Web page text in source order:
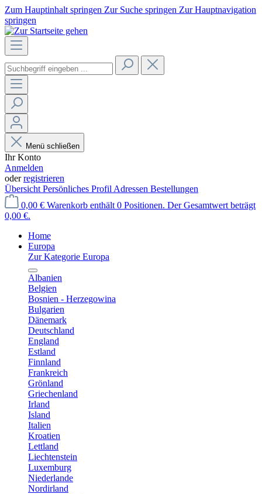
Zum Hauptinhalt springen Zur Suche springen Zur Hauptnavigation
springen
Menü schließen
Ihr Konto
Anmelden
oderregistrieren
Übersicht Persönliches Profil Adressen Bestellungen
0,00 € Warenkorb enthält 0 Positionen. Der Gesamtwert beträgt
0,00 €.
Home
Europa
Zur Kategorie Europa
Albanien
Belgien
Bosnien - Herzegowina
Bulgarien
Dänemark
Deutschland
England
Estland
Finnland
Frankreich
Grönland
Griechenland
Irland
Island
Italien
Kroatien
Lettland
Liechtenstein
Luxemburg
Niederlande
Nordirland